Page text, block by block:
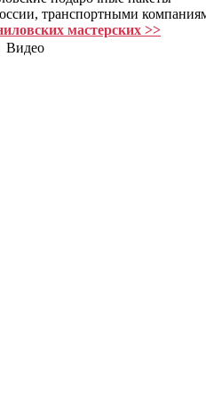
транспортными
мастерских >>
Видео